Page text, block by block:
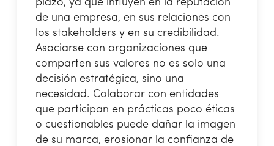
de una empresa, en sus relaciones con
los stakeholders y en su credibilidad.
Asociarse con organizaciones que
comparten sus valores no es solo una
decisión estratégica, sino una
necesidad. Colaborar con entidades
que participan en prácticas poco éticas
o cuestionables puede dañar la imagen
de su marca, erosionar la confianza de